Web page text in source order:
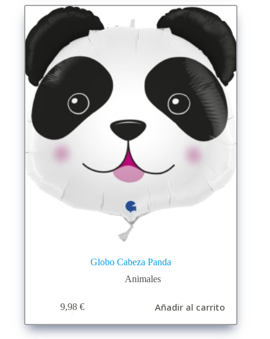
Globo Cabeza Panda
Animales
9,98 € Añadir al carrito